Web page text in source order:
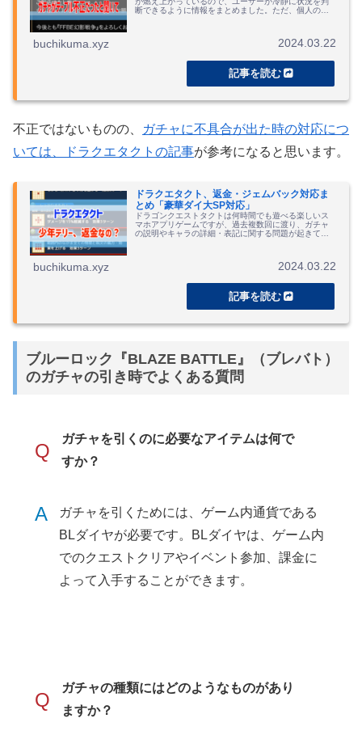
断できるように情報をまとめました。ただ、個人の意
buchikuma.xyz 2024.03.22
不正ではないものの、
ガチャに不具合が出た時の対応につ
いては、ドラクエタクトの記事が参考になると思います。
ドラクエタクト、返金・ジェムバック対応ま
とめ「豪華ダイ大SP対応」
ドラゴンクエストタクトは何時間でも遊べる楽しいス
マホアプリゲームですが、過去複数回に渡り、ガチャ
の説明やキャラの詳細・表記に関する問題が起きてお
buchikuma.xyz 2024.03.22
ブルーロック『BLAZE BATTLE』（ブレバト）
のガチャの引き時でよくある質問
Q
ガチャを引くのに必要なアイテムは何で
すか？
A
ガチャを引くためには、ゲーム内通貨である
BLダイヤが必要です。BLダイヤは、ゲーム内
でのクエストクリアやイベント参加、課金に
よって入手することができます。
Q
ガチャの種類にはどのようなものがあり
ますか？